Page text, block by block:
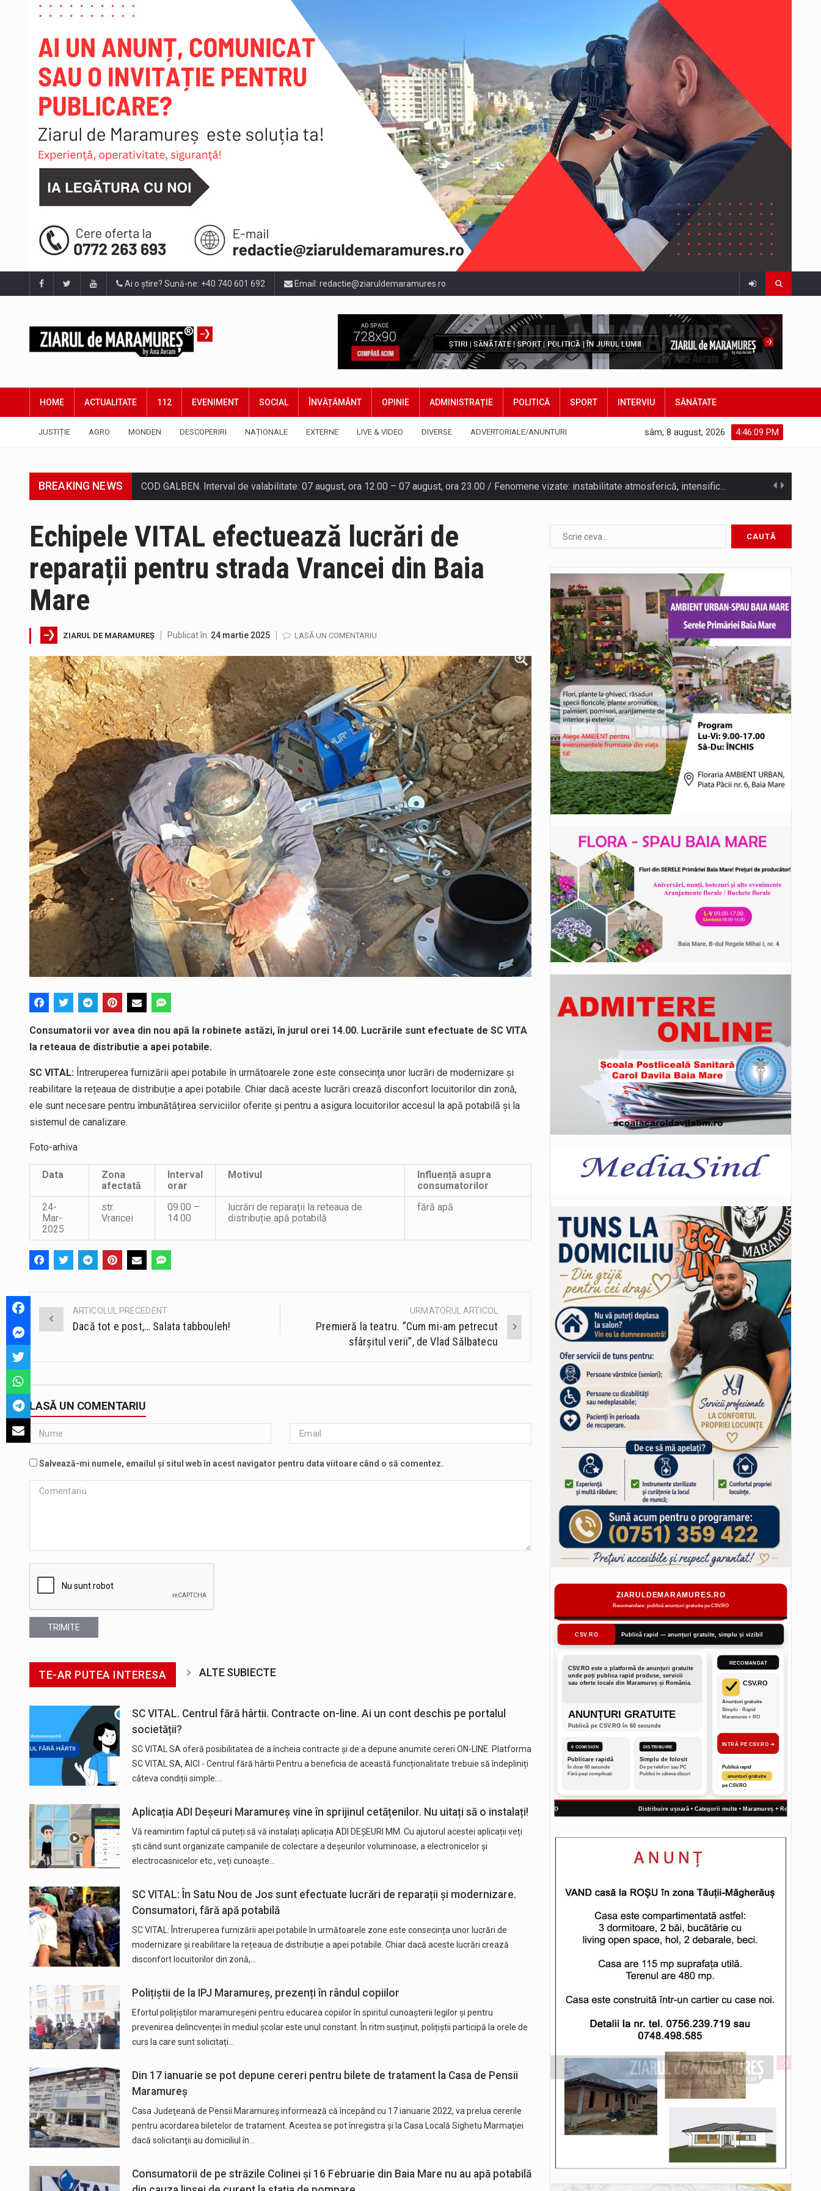
Ai o știre? Sună-ne: +40 740 601 692 Email: redactie@ziaruldemaramures.ro
HOME ACTUALITATE 112 EVENIMENT SOCIAL ÎNVĂȚĂMÂNT OPINIE ADMINISTRAȚIE POLITICĂ SPORT INTERVIU SĂNĂTATE
JUSTIȚIE AGRO MONDEN DESCOPERIRI NAȚIONALE EXTERNE LIVE & VIDEO DIVERSE ADVERTORIALE/ANUNTURI 4:46:11 PM
sâm, 8 august, 2026
BREAKING NEWS COD GALBEN. Interval de valabilitate: 07 august, ora 12.00 – 07 august, ora 23.00 / Fenomene vizate: instabilitate atmosferică, intensificări…
Pe scurt. Statuia lui PINTEA VITEAZU din fața Jandarmeriei Maramures a ajuns să fie zilele acestea mărul discordiei între administrații.…
Noile statii de călători, achizitionate la preț de garsonieră per bucată, dezamăgesc total cetățenii care folosesc mijloacele de transport în…
Municipiul Baia Mare, prin Serviciul Public Comunitar Local de Evidență a Persoanelor - Serviciul Evidența Persoanelor, îi informează pe cetățenii…
Tot mai multi băimăreni semnalează prezența cersetorilor de etnie romă pe raza municipiului. Orasul este la propriu impânzit de ei…
Fostul deputat si primar Cătălin Cherecheș a fost invitat la Horia Nasra Show unde a sustinut o dezbatere pe teme…
Liceul Ucrainean „Taras Șevcenko” din Sighetu Marmației, singurul liceu din România cu predare în limba ucraineană, are potențialul de a-și…
Proiectul pentru reconstrucția definitivă a podului peste râul Săsar din Baia Mare avansează într-o nouă etapă concretă. După asigurarea finanțării…
Echipele VITAL efectuează lucrări de
reparații pentru strada Vrancei din Baia
Mare
ZIARUL DE MARAMUREȘ Publicat în: 24 martie 2025 LASĂ UN COMENTARIU
Consumatorii vor avea din nou apă la robinete astăzi, în jurul orei 14.00. Lucrările sunt efectuate de SC VITA
la reteaua de distributie a apei potabile.
SC VITAL: Întreruperea furnizării apei potabile în următoarele zone este consecința unor lucrări de modernizare și
reabilitare la rețeaua de distribuție a apei potabile. Chiar dacă aceste lucrări crează disconfort locuitorilor din zonă,
ele sunt necesare pentru îmbunătățirea serviciilor oferite și pentru a asigura locuitorilor accesul la apă potabilă și la
sistemul de canalizare.
Foto-arhiva
Data
Zona
afectată
Interval
orar
Motivul
Influență asupra
consumatorilor
24-
Mar-
2025
str.
Vrancei
09.00 –
14.00
lucrări de reparații la reteaua de
distribuție apă potabilă
fără apă
Post
ARTICOLUL PRECEDENT
Dacă tot e post,… Salata tabbouleh!
URMATORUL ARTICOL
Premieră la teatru. ”Cum mi-am petrecut
sfârșitul verii”, de Vlad Sălbatecu
LASĂ UN COMENTARIU
Salvează-mi numele, emailul și situl web în acest navigator pentru data viitoare când o să comentez.
TRIMITE
TE-AR PUTEA INTERESA ALTE SUBIECTE
SC VITAL. Centrul fără hârtii. Contracte on-line. Ai un cont deschis pe portalul
societății?
SC VITAL SA oferă posibilitatea de a încheia contracte și de a depune anumite cereri ON-LINE. Platforma
SC VITAL SA, AICI - Centrul fără hârtii Pentru a beneficia de această funcționalitate trebuie să îndepliniți
câteva condiții simple:…
Aplicația ADI Deșeuri Maramureș vine în sprijinul cetățenilor. Nu uitați să o instalați!
Vă reamintim faptul că puteți să vă instalați aplicația ADI DEȘEURI MM. Cu ajutorul acestei aplicații veți
ști când sunt organizate campaniile de colectare a deșeurilor voluminoase, a electronicelor și
electrocasnicelor etc., veți cunoaște…
SC VITAL: În Satu Nou de Jos sunt efectuate lucrări de reparații și modernizare.
Consumatori, fără apă potabilă
SC VITAL: Întreruperea furnizării apei potabile în următoarele zone este consecința unor lucrări de
modernizare și reabilitare la rețeaua de distribuție a apei potabile. Chiar dacă aceste lucrări crează
disconfort locuitorilor din zonă,…
Polițiștii de la IPJ Maramureș, prezenți în rândul copiilor
Efortul polițiștilor maramureșeni pentru educarea copiilor în spiritul cunoașterii legilor și pentru
prevenirea delincvenței în mediul școlar este unul constant. În ritm susținut, polițiștii participă la orele de
curs la care sunt solicitați…
Din 17 ianuarie se pot depune cereri pentru bilete de tratament la Casa de Pensii
Maramureș
Casa Judeţeană de Pensii Maramureş informează că începând cu 17 ianuarie 2022, va prelua cererile
pentru acordarea biletelor de tratament. Acestea se pot înregistra şi la Casa Locală Sighetu Marmaţiei
dacă solicitanţii au domiciliul în…
Consumatorii de pe străzile Colinei și 16 Februarie din Baia Mare nu au apă potabilă